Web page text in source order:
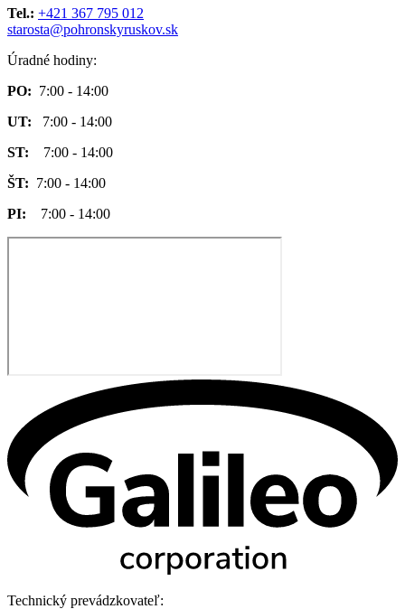
Tel.: +421 367 795 012
starosta@pohronskyruskov.sk
Úradné hodiny:
PO: 7:00 - 14:00
UT:
7:00 - 14:00
ST:
7:00 - 14:00
ŠT: 7:00 - 14:00
PI: 7:00 - 14:00
Technický prevádzkovateľ: